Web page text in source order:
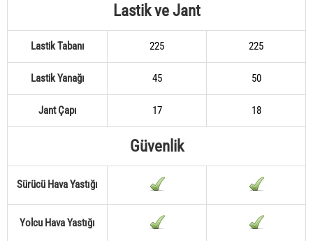
Lastik ve Jant
Lastik Tabanı 225 225
Lastik Yanağı 45 50
Jant Çapı 17 18
Güvenlik
Sürücü Hava Yastığı
Yolcu Hava Yastığı